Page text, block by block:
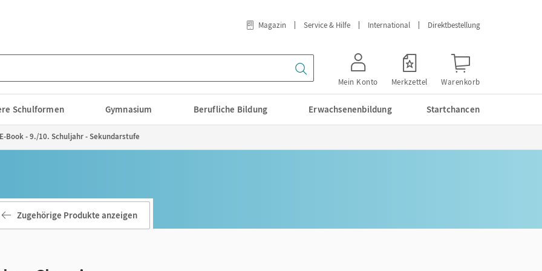
Magazin Service & Hilfe International Direktbestellung
Mein Konto Merkzettel Warenkorb
Schulformen Gymnasium Berufliche Bildung Erwachsenenbildung Startchancen
Book - 9./10. Schuljahr - Sekundarstufe
Zugehörige Produkte anzeigen